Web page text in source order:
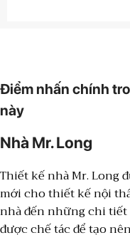
Điểm nhấn chính
này
Nhà Mr. Long
Thiết kế nhà Mr. Long
mới cho thiết kế nội
nhà đến những chi
được chế tác để tạo